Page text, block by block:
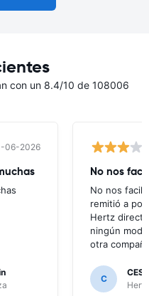
con un 8.4/10 de 108006
06-2026
No nos
No nos
remitió a
Hertz
ningún
otra
C